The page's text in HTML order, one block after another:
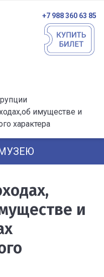
+7 988 360 63 85
имуществе и
характера
и